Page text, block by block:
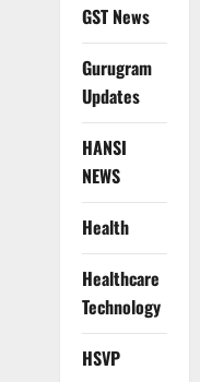
GST News
Gurugram
Updates
HANSI
NEWS
Health
Healthcare
Technology
HSVP